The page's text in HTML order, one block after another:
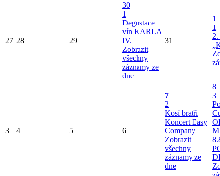
27 28 29
30
1
Degustace
vín KARLA
IV.
Zobrazit
všechny
záznamy ze
dne
31
1
1
2.
3 4 5 6
7
2
Kosí bratři
Koncert Easy
Company
Zobrazit
všechny
záznamy ze
dne
8
3